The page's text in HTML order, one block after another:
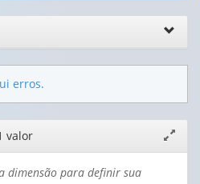
erros.
janela
valor
dimensão para definir sua